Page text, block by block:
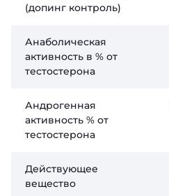
(допинг контроль)
Анаболическая
активность в % от
тестостерона
Андрогенная
активность % от
тестостерона
Действующее
вещество